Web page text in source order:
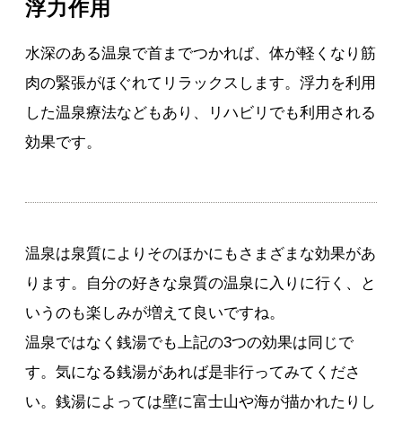
浮力作用
水深のある温泉で首までつかれば、体が軽くなり筋
肉の緊張がほぐれてリラックスします。浮力を利用
した温泉療法などもあり、リハビリでも利用される
効果です。
温泉は泉質によりそのほかにもさまざまな効果があ
ります。自分の好きな泉質の温泉に入りに行く、と
いうのも楽しみが増えて良いですね。
温泉ではなく銭湯でも上記の3つの効果は同じで
す。気になる銭湯があれば是非行ってみてくださ
い。銭湯によっては壁に富士山や海が描かれたりし